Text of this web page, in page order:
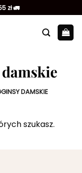
zł 🚛
DAMSKIE
szukasz.